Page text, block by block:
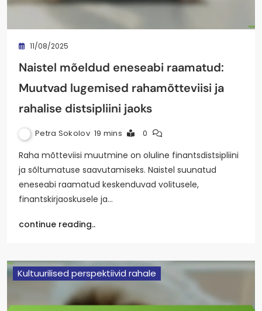
11/08/2025
Naistel mõeldud eneseabi raamatud:
Muutvad lugemised rahamõtteviisi ja
rahalise distsipliini jaoks
Petra Sokolov 19 mins 0
Raha mõtteviisi muutmine on oluline finantsdistsipliini
ja sõltumatuse saavutamiseks. Naistel suunatud
eneseabi raamatud keskenduvad volitusele,
finantskirjaoskusele ja…
continue reading..
Kultuurilised perspektiivid rahale